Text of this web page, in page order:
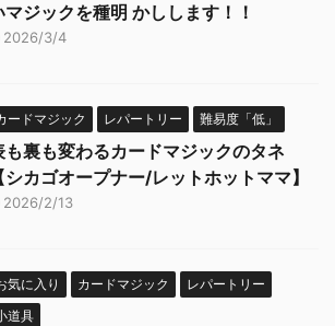
マジックを種明 かしします！！
2026/3/4
ードマジック レパートリー 難易度「低」
も裏も変わるカードマジックのタネ
【シカゴオープナー/レットホットママ】
2026/2/13
気に入り カードマジック
レパートリー
道具